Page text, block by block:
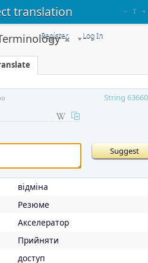
translation – T +
Register Log In
String 63660
відміна
Резюме
Акселератор
Прийняти
доступ